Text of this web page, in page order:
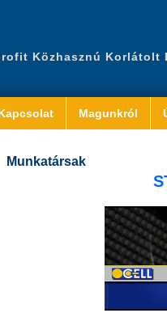
Közhasznú Korlátolt
Magunkról
Munkatársak